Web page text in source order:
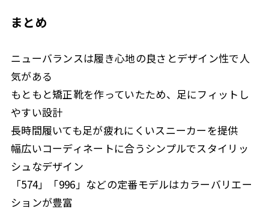
まとめ
ニューバランスは履き心地の良さとデザイン性で人
気がある
もともと矯正靴を作っていたため、足にフィットし
やすい設計
長時間履いても足が疲れにくいスニーカーを提供
幅広いコーディネートに合うシンプルでスタイリッ
シュなデザイン
「574」「996」などの定番モデルはカラーバリエー
ションが豊富